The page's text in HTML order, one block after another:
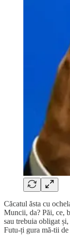
Căcatul ăsta cu
Muncii, da? Păi, ce,
sau trebuia obligat
Futu-ți gura mă-tii de